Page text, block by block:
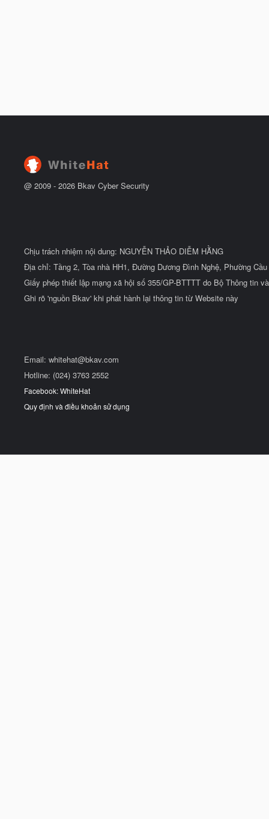
@ 2009 - 2026 Bkav Cyber Security
Chịu trách nhiệm nội dung: NGUYỄN THẢO DIỄM HẰNG
Địa chỉ: Tầng 2, Tòa nhà HH1, Đường Dương Đình Nghệ, Phường
Giấy phép thiết lập mạng xã hội số 355/GP-BTTTT do Bộ Thông tin
Ghi rõ 'nguồn Bkav' khi phát hành lại thông tin từ Website này
Email: whitehat@bkav.com
Hotline: (024) 3763 2552
Facebook: WhiteHat
Quy định và điều khoản sử dụng